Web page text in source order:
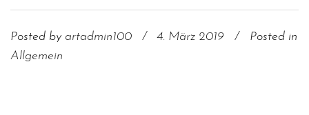
Posted by artadmin100 / 4. März 2019 /
Posted in
Allgemein